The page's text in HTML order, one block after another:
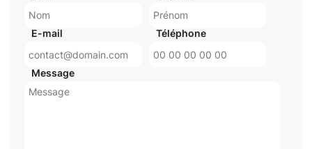
E-mail Téléphone
Message